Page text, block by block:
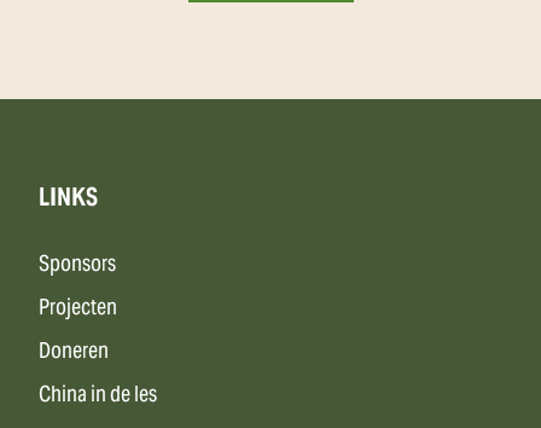
LINKS
Sponsors
Projecten
Doneren
China in de les